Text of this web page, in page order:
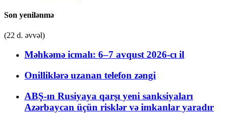
Son yenilənmə
(22 d. əvvəl)
Məhkəmə icmalı: 6–7 avqust 2026-cı il
Onilliklərə uzanan telefon zəngi
ABŞ-ın Rusiyaya qarşı yeni sanksiyaları
Azərbaycan üçün risklər və imkanlar yaradır